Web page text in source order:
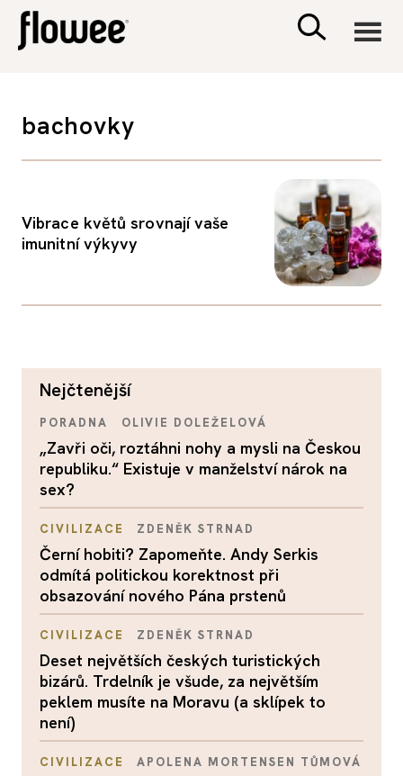
PORADNA
bachovky
Vibrace květů srovnají vaše
imunitní výkyvy
nejčtenější
PORADNA OLIVIE DOLEŽELOVÁ
„Zavři oči, roztáhni nohy a mysli na Českou
republiku.“ Existuje v manželství nárok na
sex?
CIVILIZACE ZDENĚK STRNAD
Černí hobiti? Zapomeňte. Andy Serkis
odmítá politickou korektnost při
obsazování nového Pána prstenů
CIVILIZACE ZDENĚK STRNAD
Deset největších českých turistických
bizárů. Trdelník je všude, za největším
peklem musíte na Moravu (a sklípek to
není)
CIVILIZACE APOLENA MORTENSEN TŮMOVÁ